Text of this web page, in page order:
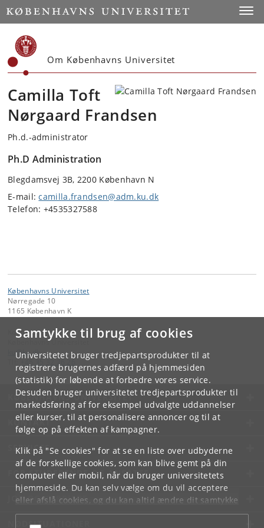
Samtykke til brug af cookies
Universitetet bruger tredjepartsprodukter til at
registrere brugernes adfærd på hjemmesiden
(statistik) for løbende at forbedre vores service.
Desuden bruger universitetet tredjepartsprodukter til
markedsføring af for eksempel udvalgte uddannelser
eller kurser, til at personalisere annoncer og til at
følge op på effekten af kampagner.
Klik på "Se cookies" for at se en liste over udbyderne
af de forskellige cookies, som kan blive gemt på din
computer eller mobil, når du bruger universitetets
hjemmeside. Du kan selv vælge om du vil acceptere
eller afslå cookies, og du kan altid ændre dit samtykke
underCookie- og privatlivspolitiksom du finder i
bunden af hver side.
Start
Om Københavns Universitet
Camilla Toft
Nørgaard Frandsen
Ph.d.-administrator
Ph.D Administration
Blegdamsvej 3B, 2200 København N
E-mail:camilla.frandsen@adm.ku.dk
Telefon: +4535327588
Københavns Universitet
Nørregade 10
1165 København K
Kontakt:
Københavns Universitet
@ku.dk
KØBENHAVNS UNIVERSITET
KONTAKT
SERVICES
FOR STUDERENDE OG ANSATTE
JOB OG KARRIERE
NØDSITUATIONER